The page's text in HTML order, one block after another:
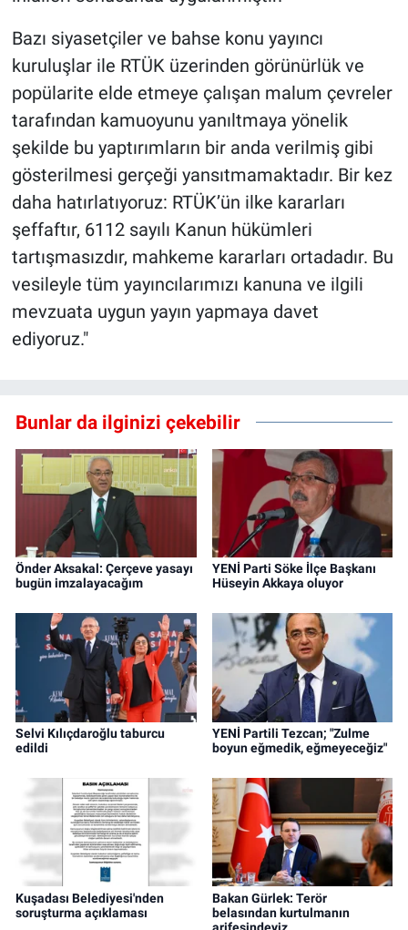
Bazı siyasetçiler ve bahse konu yayıncı
kuruluşlar ile RTÜK üzerinden görünürlük ve
popülarite elde etmeye çalışan malum çevreler
tarafından kamuoyunu yanıltmaya yönelik
şekilde bu yaptırımların bir anda verilmiş gibi
gösterilmesi gerçeği yansıtmamaktadır. Bir kez
daha hatırlatıyoruz: RTÜK’ün ilke kararları
şeffaftır, 6112 sayılı Kanun hükümleri
tartışmasızdır, mahkeme kararları ortadadır. Bu
vesileyle tüm yayıncılarımızı kanuna ve ilgili
mevzuata uygun yayın yapmaya davet
ediyoruz."
Bunlar da ilginizi çekebilir
Önder Aksakal: Çerçeve yasayı
bugün imzalayacağım
YENİ Parti Söke İlçe Başkanı
Hüseyin Akkaya oluyor
Selvi Kılıçdaroğlu taburcu
edildi
YENİ Partili Tezcan; "Zulme
boyun eğmedik, eğmeyeceğiz"
Kuşadası Belediyesi'nden
soruşturma açıklaması
Bakan Gürlek: Terör
belasından kurtulmanın
arifesindeyiz